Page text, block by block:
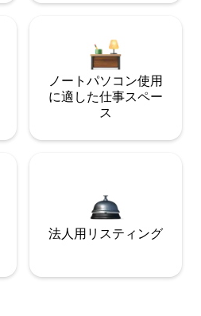
ノートパソコン使用
に適した仕事スペー
ス
法人用リスティング